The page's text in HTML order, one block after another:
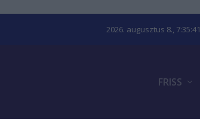
2026. augusztus 8., 7:35:42
FRISS